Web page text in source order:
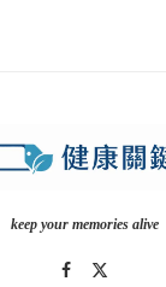
keep your memories alive